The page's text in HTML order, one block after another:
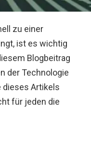
zu einer
ist es wichtig
Blogbeitrag
der Technologie
dieses Artikels
für jeden die